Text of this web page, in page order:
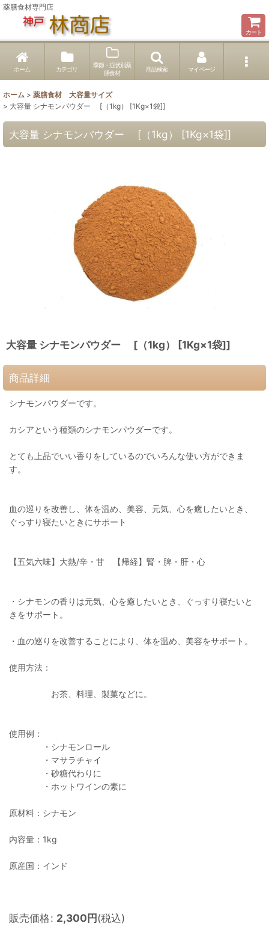
薬膳食材専門店
カート
ホーム カテゴリ
季節・症状別薬
膳食材
商品検索 マイページ
ホーム > 薬膳食材 大容量サイズ
> 大容量 シナモンパウダー [（1kg） [1Kg×1袋]]
大容量 シナモンパウダー [（1kg） [1Kg×1袋]]
大容量 シナモンパウダー [（1kg） [1Kg×1袋]]
商品詳細
シナモンパウダーです。
カシアという種類のシナモンパウダーです。
とても上品でいい香りをしているのでいろんな使い方ができま
す。
血の巡りを改善し、体を温め、美容、元気、心を癒したいとき、
ぐっすり寝たいときにサポート
【五気六味】大熱/辛・甘 【帰経】腎・脾・肝・心
・シナモンの香りは元気、心を癒したいとき、ぐっすり寝たいと
きをサポート。
・血の巡りを改善することにより、体を温め、美容をサポート。
使用方法：
お茶、料理、製菓などに。
使用例：
・シナモンロール
・マサラチャイ
・砂糖代わりに
・ホットワインの素に
原材料：シナモン
内容量：1kg
原産国：インド
販売価格: 2,300円(税込)